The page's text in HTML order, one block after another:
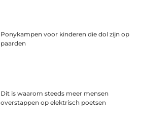
Ponykampen voor kinderen die dol zijn op
paarden
Dit is waarom steeds meer mensen
overstappen op elektrisch poetsen